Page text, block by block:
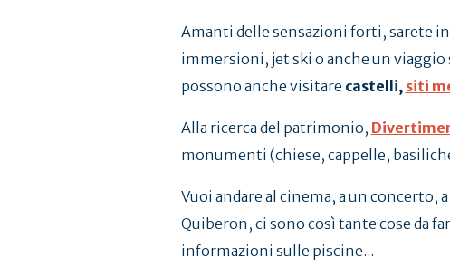
Amanti delle sensazioni forti, sarete
immersioni, jet ski o anche un viaggio
possono anche visitare castelli, siti
Alla ricerca del patrimonio,
monumenti (chiese, cappelle,
Vuoi andare al cinema, a un concerto,
Quiberon, ci sono così tante cose da
informazioni sulle piscine...